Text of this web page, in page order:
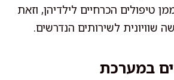
טיפולים הכרחיים לילדיהן, וזאת
שוויונית לשירותים הנדרשים.
במערכת